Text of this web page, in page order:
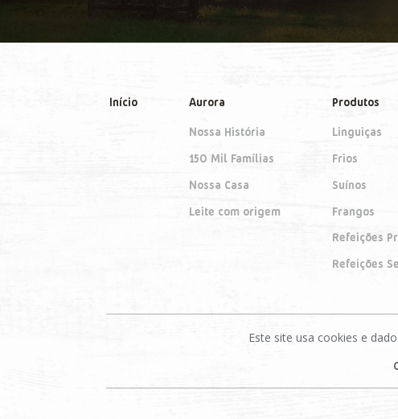
Início Aurora
Nossa História
150 Mil Famílias
Nossa Casa
Leite com origem
Produtos
Linguiças
Frios
Suínos
Frangos
Refeições
Refeições
Este site usa cookies e